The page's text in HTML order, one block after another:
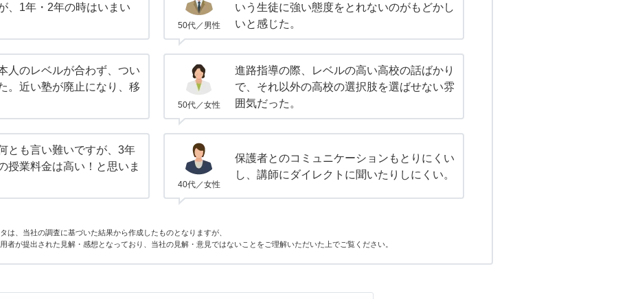
、1年・2年の時はいまい
50代／男性
いう生徒に強い態度をとれないのがもどかし
いと感じた。
人のレベルが合わず、つい
。近い塾が廃止になり、移
50代／女性
進路指導の際、レベルの高い高校の話ばかり
で、それ以外の高校の選択肢を選ばせない雰
囲気だった。
とも言い難いですが、3年
授業料金は高い！と思いま
40代／女性
保護者とのコミュニケーションもとりにくい
し、講師にダイレクトに聞いたりしにくい。
は、当社の調査に基づいた結果から作成したものとなりますが、
者が提出された見解・感想となっており、当社の見解・意見ではないことをご理解いただいた上でご覧ください。